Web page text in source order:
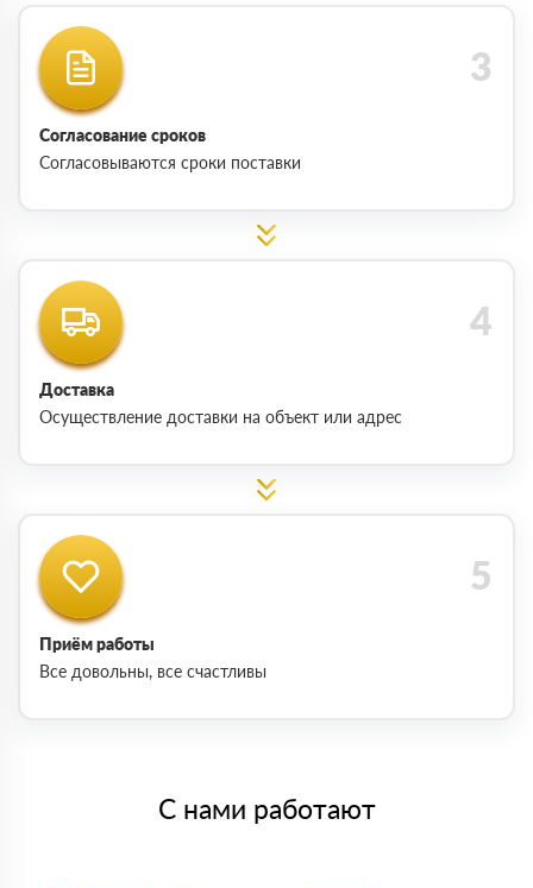
Согласование сроков
Согласовываются сроки поставки
Доставка
Осуществление доставки на объект или адрес
Приём работы
Все довольны, все счастливы
С нами работают